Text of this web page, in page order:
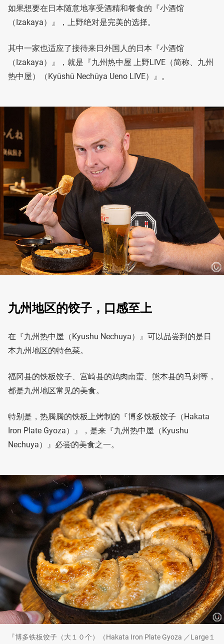
如果想要在日本随意地享受酒精和餐食的『小酒馆
（Izakaya）』，上野绝对是完美的选择。
其中一家也适应了接待来日外国人的日本『小酒馆
（Izakaya）』，就是『九州热中屋 上野LIVE（简称、九州
热中屋）（Kyūshū Nechūya Ueno LIVE）』。
九州地区的饺子，口感至上
在『九州热中屋（Kyushu Nechuya）』可以品尝到的是日
本九州地区的特色菜。
福冈县的铁板饺子、宫崎县的鸡肉南蛮、熊本县的马刺等，
都是九州地区常见的美食。
特别是，热腾腾的铁板上烤制的『博多铁板饺子（Hakata
Iron Plate Gyoza）』，是来『九州热中屋（Kyushu
Nechuya）』必尝的美食之一。
『博多铁板饺子（大１０个）（Hakata Iron Plate Gyoza ／Large１